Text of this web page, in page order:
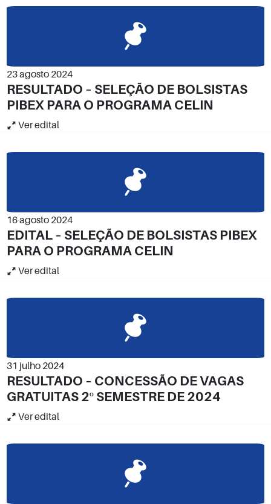
23 agosto 2024
RESULTADO – SELEÇÃO DE BOLSISTAS
PIBEX PARA O PROGRAMA CELIN
Ver edital
16 agosto 2024
EDITAL – SELEÇÃO DE BOLSISTAS PIBEX
PARA O PROGRAMA CELIN
Ver edital
31 julho 2024
RESULTADO – CONCESSÃO DE VAGAS
GRATUITAS 2º SEMESTRE DE 2024
Ver edital